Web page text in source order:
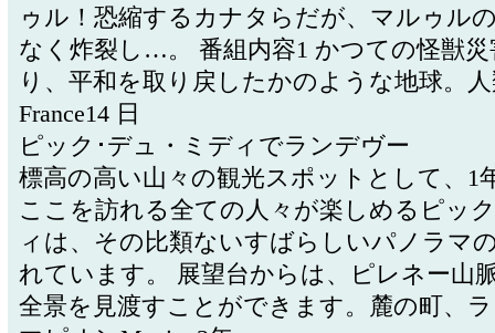
ゥル！恐縮するカナタらだが、マルゥル
なく炸裂し…。 番組内容1 かつての怪獣
り、平和を取り戻したかのような地球。
France14 日
ピック･デュ・ミディでランデヴー
標高の高い山々の観光スポットとして、1
ここを訪れる全ての人々が楽しめるピッ
ィは、その比類ないすばらしいパノラマ
れています。 展望台からは、ピレネー山脈
全景を見渡すことができます。麓の町、